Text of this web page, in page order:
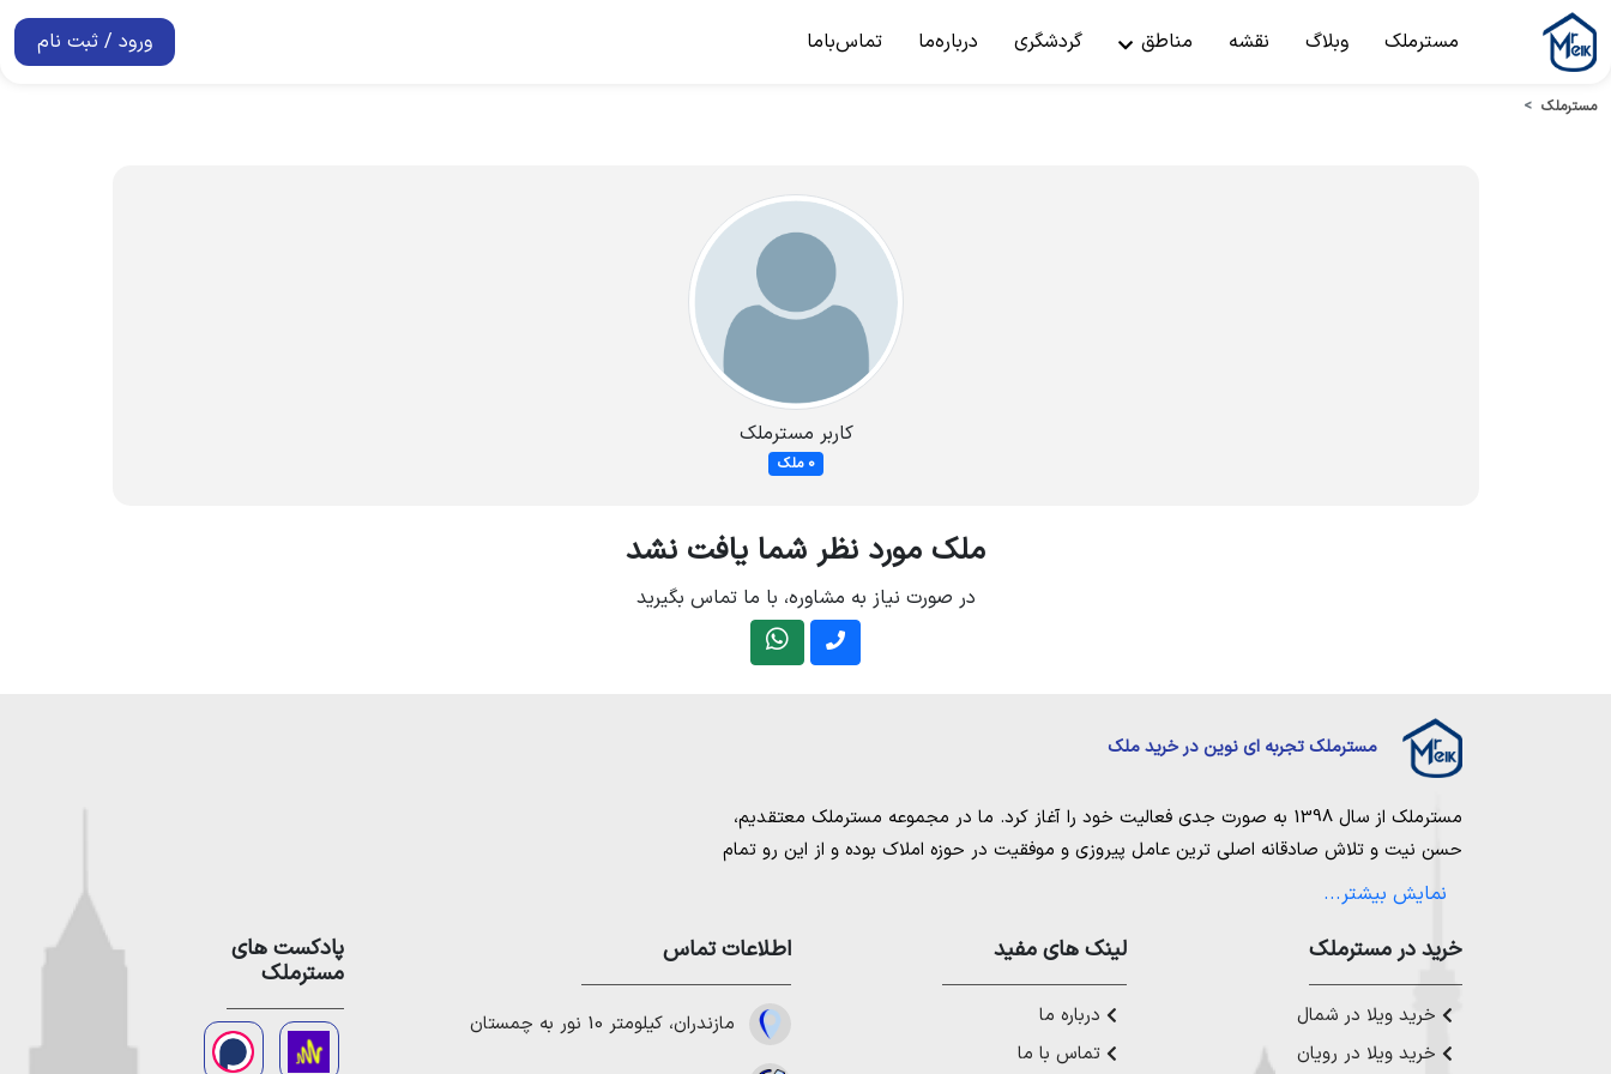
مسترملک وبلاگ نقشه مناطق گردشگری درباره‌ما تماس‌باما ورود / ثبت نام
مسترملک
کاربر مسترملک
0 ملک
ملک مورد نظر شما یافت نشد
در صورت نیاز به مشاوره، با ما تماس بگیرید
مسترملک تجربه ای نوین در خرید ملک
مسترملک از سال 1398 به صورت جدی فعالیت خود را آغاز کرد. ما در مجموعه مسترملک معتقدیم،
حسن نیت و تلاش صادقانه اصلی ترین عامل پیروزی و موفقیت در حوزه املاک بوده و از این رو تمام
مساعی خویش را به کار میگیریم تا بتوانیم با صداقت کامل بهترین ها را برای مشتریانمان به ارمغان
ملک در شمال،خرید زمین در نور خرید زمین در چمستان،خرید زمین در نوشهر
خرید زمین در
رویان،خرید زمین در محمودآباد خرید ویلا در شمال،خرید ویلا در نور
خرید ویلا در
چمستان ،خرید ویلا در نوشهر خرید ویلا در محمودآبادو
میتوانیم به هموطنان
عزیز خدمت کنیم.
نمایش بیشتر...
خرید در مستر‌ملک
خرید ویلا در شمال
خرید ویلا در رویان
لینک های مفید
درباره ما
تماس با ما
اطلاعات تماس
مازندران، کیلومتر 10 نور به چمستان
پادکست های
مسترملک